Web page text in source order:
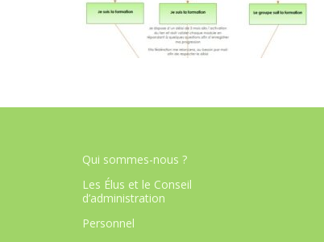
Qui sommes-nous ?
Les Élus et le Conseil
d’administration
Personnel